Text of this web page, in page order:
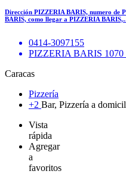
Dirección PIZZERIA BARIS, numero de
BARIS, como llegar a PIZZERIA
0414-3097155
PIZZERIA BARIS 1070
Caracas
Pizzería
+2 Bar, Pizzería a
Vista
rápida
Agregar
a
favoritos